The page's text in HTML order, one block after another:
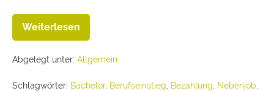
Weiterlesen
Abgelegt unter: Allgemein
Schlagwörter: Bachelor, Berufseinstieg Bezahlung Nebenjob